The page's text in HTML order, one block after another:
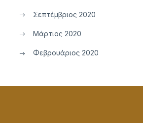
Σεπτέμβριος 2020
Μάρτιος 2020
Φεβρουάριος 2020